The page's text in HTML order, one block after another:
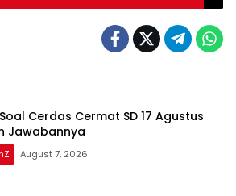
Cerdas Cermat SD 17 Agustus
Jawabannya
August 7, 2026